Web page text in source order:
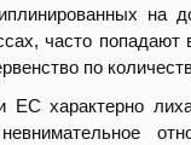
на
часто
по
характерно